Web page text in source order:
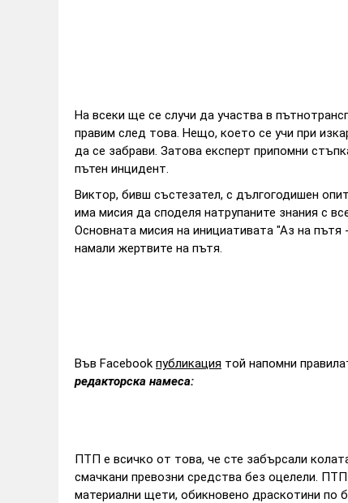
На всеки ще се случи да участва в
правим след това. Нещо, което се учи при
да се забрави. Затова експерт припомни
пътен инцидент.
Виктор, бивш състезател, с дългогодишен
има мисия да споделя натрупаните знания с
Основната мисия на инициативата "Аз на
намали жертвите на пътя.
Във Facebook публикация той напомни
редакторска намеса:
ПТП е всичко от това, че сте забърсали
смачкани превозни средства без оцелели.
материални щети, обикновено драскотини по